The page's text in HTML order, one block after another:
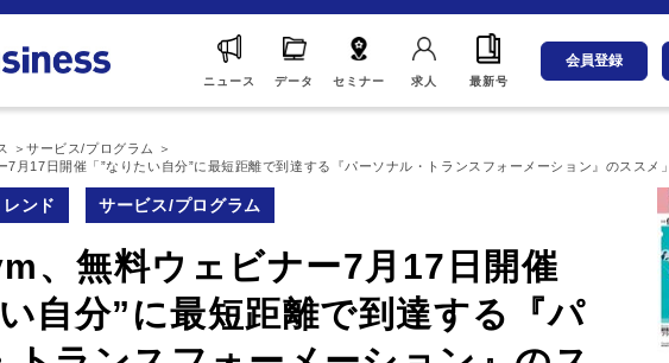
ニュース データ セミナー 求人 最新号
会員登録
サービス/プログラム
月17日開催「”なりたい自分”に最短距離で到達する『パーソナル・トランスフォーメーション』のススメ」
ンド サービス/プログラム
、無料ウェビナー7月17日開催
い自分”に最短距離で到達する『パ